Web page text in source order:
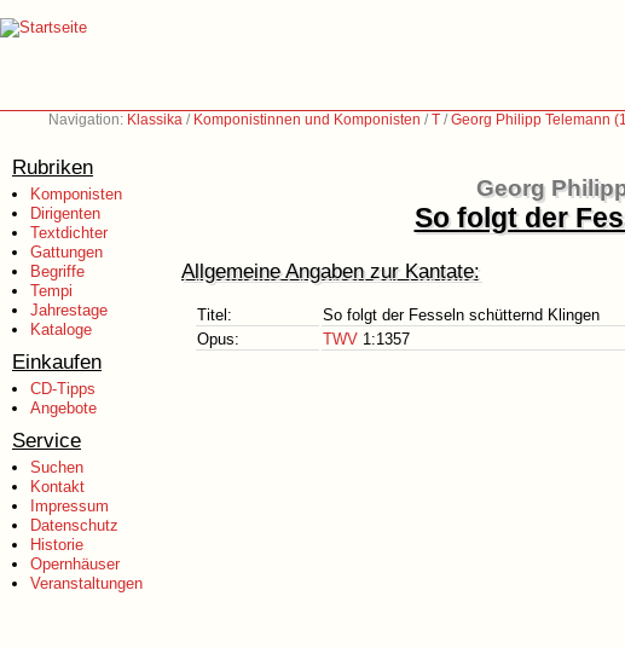
Navigation: Klassika / Komponistinnen und Komponisten /T /Georg Philipp Telemann
Rubriken
Komponisten
Dirigenten
Textdichter
Gattungen
Begriffe
Tempi
Jahrestage
Kataloge
Einkaufen
CD-Tipps
Angebote
Service
Suchen
Kontakt
Impressum
Datenschutz
Historie
Opernhäuser
Veranstaltungen
Georg
So folgt der
Allgemeine Angaben zur Kantate:
Titel:
So folgt der Fesseln schütternd Klingen
Opus:
TWV 1:1357